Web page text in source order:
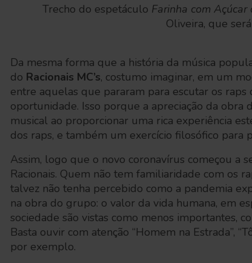
Trecho do espetáculo Farinha com
Oliveira, que
Da mesma forma que a história da música
do Racionais MC’s, costumo imaginar, em um
entre aquelas que pararam para escutar os
oportunidade. Isso porque a apreciação da obra
musical ao proporcionar uma rica experiência
dos raps, e também um exercício filosófico para
Assim, logo que o novo coronavírus começou a
Racionais. Quem não tem familiaridade com os
talvez não tenha percebido como a pandemia
na obra do grupo: o valor da vida humana, em
sociedade são vistas como menos importantes,
Basta ouvir com atenção “Homem na Estrada”,
por exemplo.